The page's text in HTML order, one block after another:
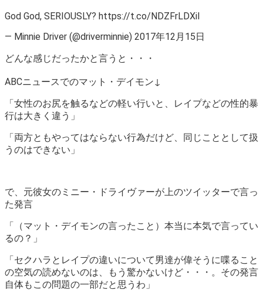
God God, SERIOUSLY? https://t.co/NDZFrLDXil
— Minnie Driver (@driverminnie) 2017年12月15日
どんな感じだったかと言うと・・・
ABCニュースでのマット・デイモン↓
「女性のお尻を触るなどの軽い行いと、レイプなどの性的暴
行は大きく違う」
「両方ともやってはならない行為だけど、同じこととして扱
うのはできない」
で、元彼女のミニー・ドライヴァーが上のツイッターで言っ
た発言
「（マット・デイモンの言ったこと）本当に本気で言ってい
るの？」
「セクハラとレイプの違いについて男達が偉そうに喋ること
の空気の読めないのは、もう驚かないけど・・・。その発言
自体もこの問題の一部だと思うわ」